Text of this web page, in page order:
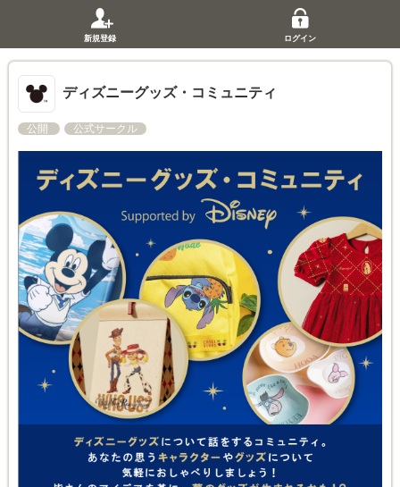
新規登録 ログイン
ディズニーグッズ・コミュニティ
公開 公式サークル